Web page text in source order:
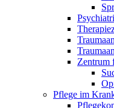
Zentrum
Pflege im